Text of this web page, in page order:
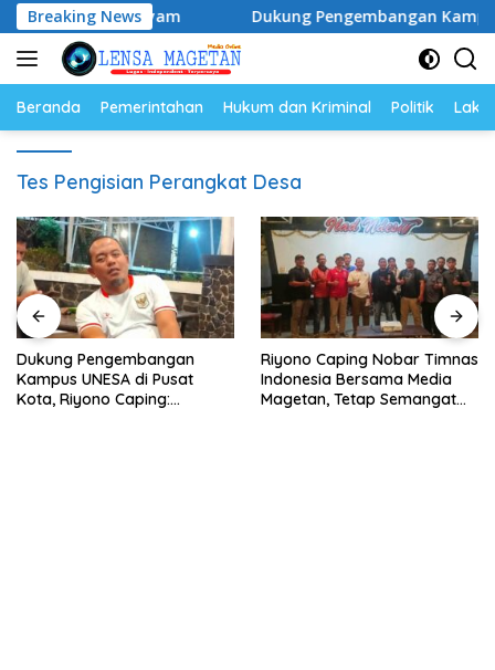
Langsung
ke
konten
Breaking News
Ayam Dukung Pengembangan Kampus
Beranda Pemerintahan Hukum dan Kriminal Politik
Tes Pengisian Perangkat Desa
Dukung Pengembangan
Kampus UNESA di Pusat
Kota, Riyono Caping:
Riyono Caping Nobar Timnas
Indonesia Bersama Media
Magetan, Tetap Semangat